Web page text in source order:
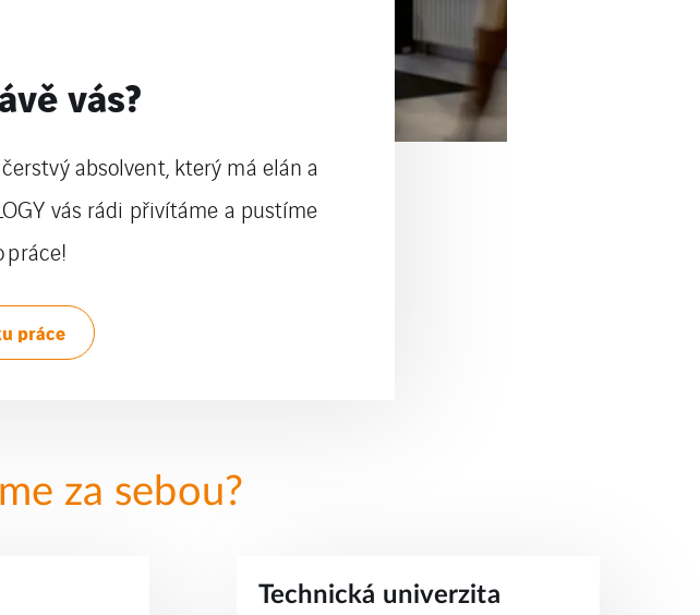
vás?
absolvent, který má elán a
vás rádi přivítáme a pustíme
práce!
práce
za sebou?
Technická univerzita